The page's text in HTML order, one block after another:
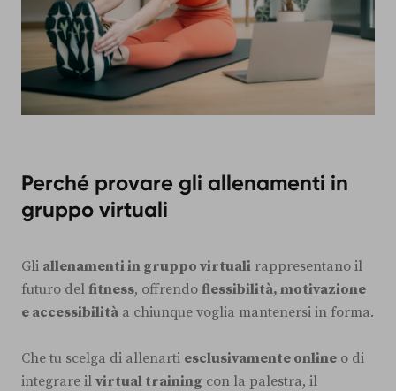
Perché provare gli allenamenti in
gruppo virtuali
Gli allenamenti in gruppo virtuali rappresentano il
futuro del fitness, offrendo flessibilità, motivazione
e accessibilità a chiunque voglia mantenersi in forma.
Che tu scelga di allenarti esclusivamente online o di
integrare il virtual training con la palestra, il